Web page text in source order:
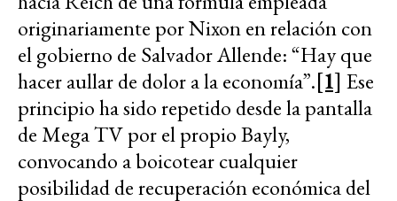
originariamente por Nixon en relación con
el gobierno de Salvador Allende: “Hay que
hacer aullar de dolor a la economía”.[1] Ese
principio ha sido repetido desde la pantalla
de Mega TV por el propio Bayly,
convocando a boicotear cualquier
posibilidad de recuperación económica del